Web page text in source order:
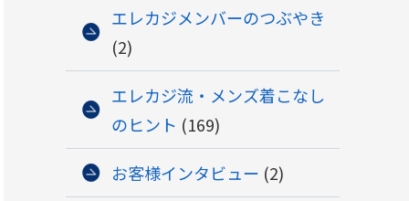
エレカジメンバーのつぶやき
(2)
エレカジ流・メンズ着こなし
のヒント (169)
お客様インタビュー (2)